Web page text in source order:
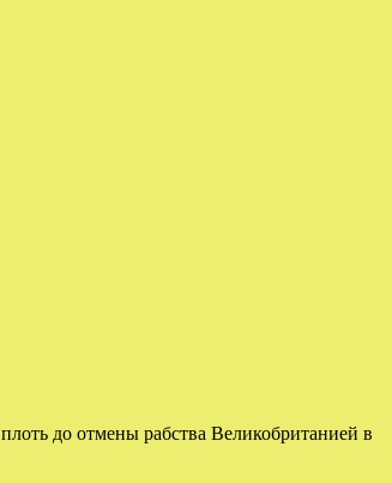
до отмены рабства Великобританией в